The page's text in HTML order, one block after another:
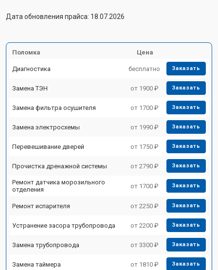
Дата обновления прайса: 18.07.2026
Поломка Цена
Диагностика бесплатно Заказать
Замена ТЭН от 1900 ₽ Заказать
Замена фильтра осушителя от 1700 ₽ Заказать
Замена электросхемы от 1990 ₽ Заказать
Перевешивание дверей от 1750 ₽ Заказать
Прочистка дренажной системы от 2790 ₽ Заказать
Ремонт датчика морозильного
отделения
от 1700 ₽ Заказать
Ремонт испарителя от 2250 ₽ Заказать
Устранение засора трубопровода от 2200 ₽ Заказать
Замена трубопровода от 3300 ₽ Заказать
Замена таймера от 1810 ₽ Заказать